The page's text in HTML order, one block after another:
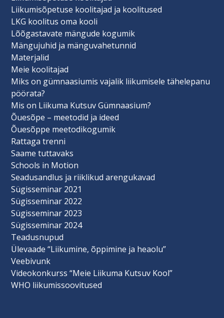
Liikumisõpetuse koolitajad ja koolitused
LKG koolitus oma kooli
Lõõgastavate mängude kogumik
Mängujuhid ja mänguvahetunnid
Materjalid
Meie koolitajad
Miks on gümnaasiumis vajalik liikumisele tähelepanu
pöörata?
Mis on Liikuma Kutsuv Gümnaasium?
Õuesõpe – meetodid ja ideed
Õuesõppe meetodikogumik
Rattaga trenni
Saame tuttavaks
Schools in Motion
Seadusandlus ja riiklikud arengukavad
Sügisseminar 2021
Sügisseminar 2022
Sügisseminar 2023
Sügisseminar 2024
Teadusnupud
Ülevaade “Liikumine, õppimine ja heaolu”
Veebivunk
Videokonkurss “Meie Liikuma Kutsuv Kool”
WHO liikumissoovitused